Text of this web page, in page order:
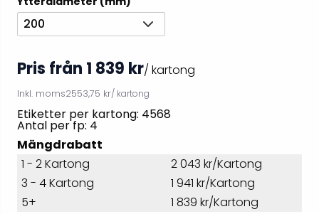
200
Pris från 1 839 kr/ kartong
Inkl. moms2553,75 kr/ kartong
Etiketter per kartong: 4568
Antal per fp: 4
Mängdrabatt
1 - 2 Kartong
2 043 kr/Kartong
3 - 4 Kartong
1 941 kr/Kartong
5+
1 839 kr/Kartong